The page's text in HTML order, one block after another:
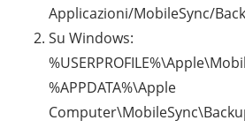
Applicazioni/MobileSync/
Su Windows:
%APPDATA%\Apple